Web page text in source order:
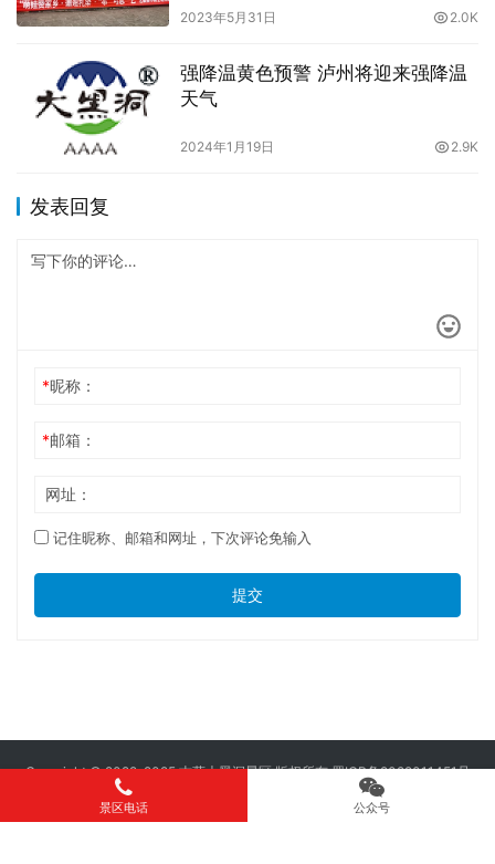
2023年5月31日 2.0K
强降温黄色预警 泸州将迎来强降温
天气
2024年1月19日 2.9K
发表回复
*昵称：
*邮箱：
网址：
记住昵称、邮箱和网址，下次评论免输入
提交
Copyright © 2022-2025 古蔺大黑洞景区 版权所有蜀ICP备2022011451号
景区电话 公众号